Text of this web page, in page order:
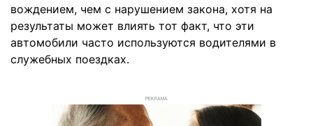
вождением, чем с нарушением закона, хотя на
результаты может влиять тот факт, что эти
автомобили часто используются водителями в
служебных поездках.
РЕКЛАМА